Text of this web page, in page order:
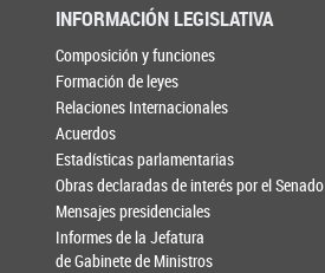
INFORMACIÓN LEGISLATIVA
Composición y funciones
Formación de leyes
Relaciones Internacionales
Acuerdos
Estadísticas parlamentarias
Obras declaradas de interés por el Senado
Mensajes presidenciales
Informes de la Jefatura
de Gabinete de Ministros